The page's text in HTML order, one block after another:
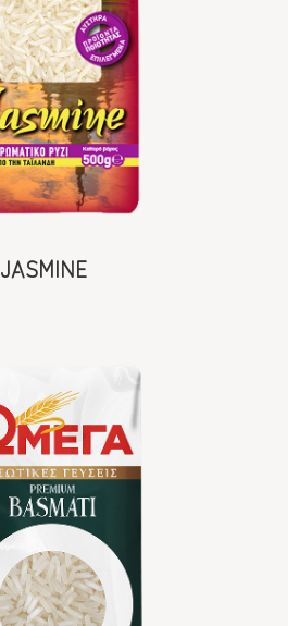
JASMINE